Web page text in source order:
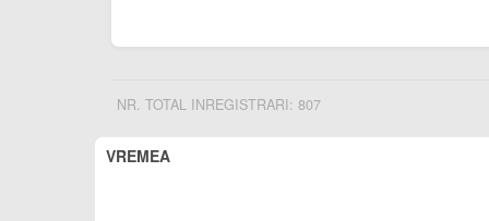
NR. TOTAL INREGISTRARI: 807
VREMEA